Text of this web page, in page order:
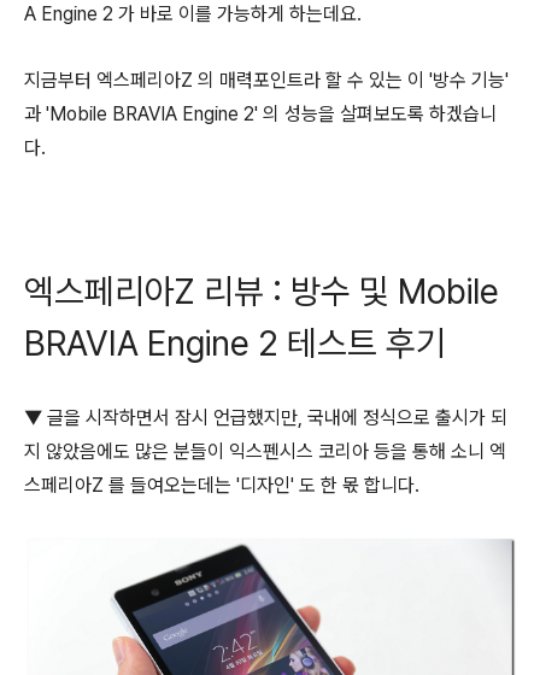
A Engine 2 가 바로 이를 가능하게 하는데요.
지금부터 엑스페리아Z 의 매력포인트라 할 수 있는 이 '방수 기능'
과 'Mobile BRAVIA Engine 2' 의 성능을 살펴보도록 하겠습니
다.
엑스페리아Z 리뷰 : 방수 및 Mobile
BRAVIA Engine 2 테스트 후기
▼ 글을 시작하면서 잠시 언급했지만, 국내에 정식으로 출시가 되
지 않았음에도 많은 분들이 익스펜시스 코리아 등을 통해 소니 엑
스페리아Z 를 들여오는데는 '디자인' 도 한 몫 합니다.